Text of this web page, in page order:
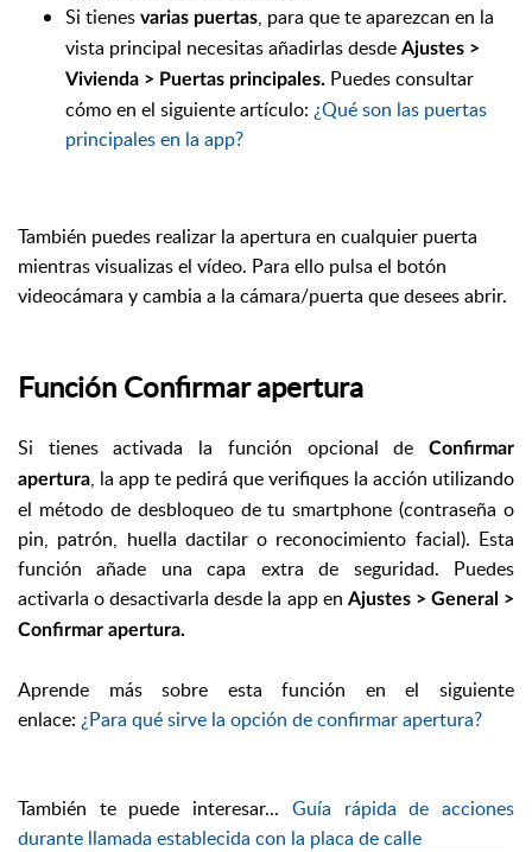
Si tienes varias puertas, para que te aparezcan en la
vista principal necesitas añadirlas desde Ajustes >
Vivienda > Puertas principales. Puedes consultar
cómo en el siguiente artículo: ¿Qué son las puertas
principales en la app?
También puedes realizar la apertura en cualquier puerta
mientras visualizas el vídeo. Para ello pulsa el botón
videocámara y cambia a la cámara/puerta que desees abrir.
Función Confirmar apertura
Si tienes activada la función opcional de
Confirmar
apertura, la app te pedirá que verifiques la acción utilizando
el método de desbloqueo de tu smartphone (contraseña o
pin, patrón, huella dactilar o reconocimiento facial). Esta
función añade una capa extra de seguridad. Puedes
activarla o desactivarla desde la app en Ajustes > General >
Confirmar apertura.
Aprende más sobre esta función en el siguiente
enlace: ¿Para qué sirve la opción de confirmar apertura?
También te puede interesar... Guía rápida de acciones
durante llamada establecida con la placa de calle